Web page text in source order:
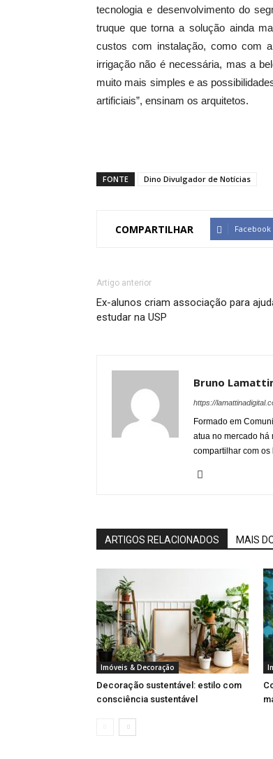
tecnologia e desenvolvimento do
truque que torna a solução ainda
custos com instalação, como com
irrigação não é necessária, mas a
muito mais simples e as
artificiais”, ensinam os arquitetos.
FONTE Dino Divulgador de Notícias
COMPARTILHAR Facebook
Artigo anterior
Ex-alunos criam associação para
estudar na USP
Bruno
https://
Formado em
atua no mercado há
compartilhar com
ARTIGOS RELACIONADOS MAIS
Imóveis & Decoração
Decoração sustentável: estilo com
consciência sustentável